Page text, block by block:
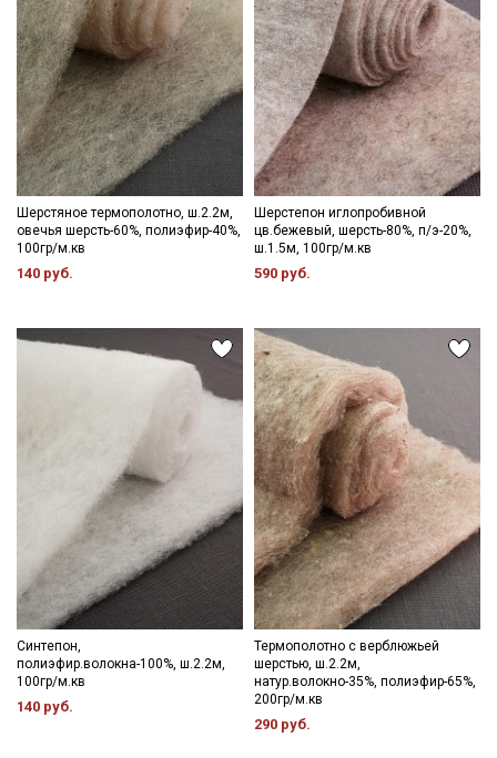
Шерстяное термополотно, ш.2.2м,
овечья шерсть-60%, полиэфир-40%,
100гр/м.кв
140 руб.
Шерстепон иглопробивной
цв.бежевый, шерсть-80%, п/э-20%,
ш.1.5м, 100гр/м.кв
590 руб.
Синтепон,
полиэфир.волокна-100%, ш.2.2м,
100гр/м.кв
140 руб.
Термополотно с верблюжьей
шерстью, ш.2.2м,
натур.волокно-35%, полиэфир-65%,
200гр/м.кв
290 руб.